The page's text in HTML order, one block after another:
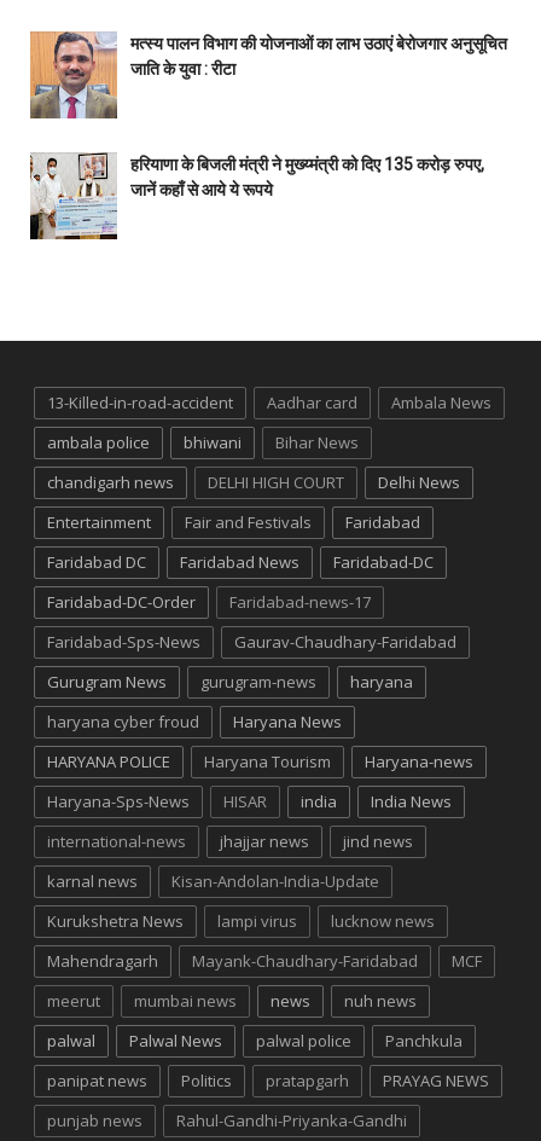
मत्स्य पालन विभाग की योजनाओं का लाभ उठाएं बेरोजगार अनुसूचित
जाति के युवा : रीटा
हरियाणा के बिजली मंत्री ने मुख्य्मंत्री को दिए 135 करोड़ रुपए,
जानें कहाँ से आये ये रूपये
13-Killed-in-road-accident Aadhar card
Ambala News
ambala police
bhiwani
Bihar News
chandigarh news
DELHI HIGH COURT
Delhi News
Entertainment
Fair and Festivals
Faridabad
Faridabad DC
Faridabad News
Faridabad-DC
Faridabad-DC-Order
Faridabad-news-17
Faridabad-Sps-News
Gaurav-Chaudhary-Faridabad
Gurugram News
gurugram-news
haryana
haryana cyber froud
Haryana News
HARYANA POLICE
Haryana Tourism
Haryana-news
Haryana-Sps-News
HISAR india
India News
international-news
jhajjar news
jind news
karnal news
Kisan-Andolan-India-Update
Kurukshetra News
lampi virus
lucknow news
Mahendragarh
Mayank-Chaudhary-Faridabad
MCF
meerut
mumbai news news
nuh news
palwal
Palwal News palwal police
Panchkula
panipat news
Politics pratapgarh
PRAYAG NEWS
punjab news
Rahul-Gandhi-Priyanka-Gandhi